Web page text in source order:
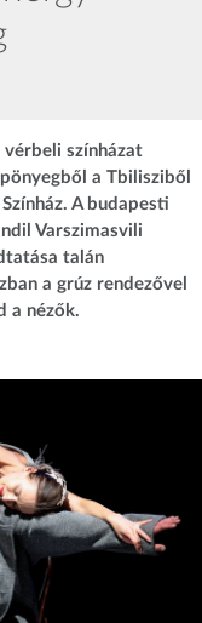
vérbeli színházat
a Tbilisziből
A budapesti
Varszimasvili
talán
a grúz rendezővel
a nézők.